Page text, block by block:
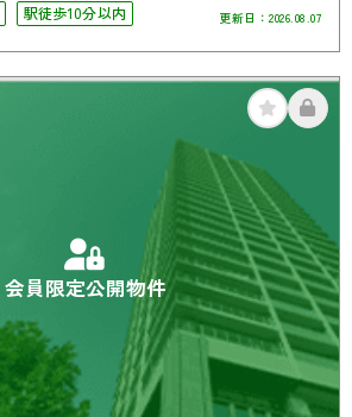
駅徒歩10分以内 更新日： 2026.08.07
会員限定公開物件